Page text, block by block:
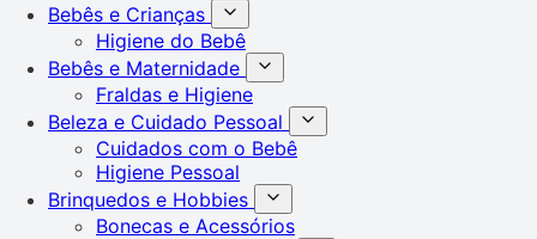
Bebês e Crianças
Higiene do Bebê
Bebês e Maternidade
Fraldas e Higiene
Beleza e Cuidado Pessoal
Cuidados com o Bebê
Higiene Pessoal
Brinquedos e Hobbies
Bonecas e Acessórios